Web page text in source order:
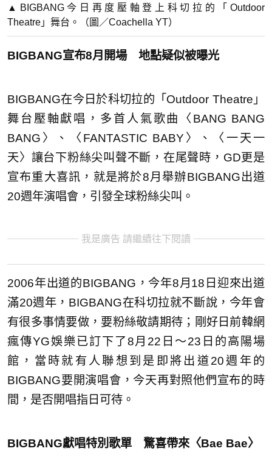
▲BIGBANG今日再度壓軸登上科切拉的「Outdoor
Theatre」舞台。（圖／Coachella YT）
BIGBANG宣布8月開場 地點疑似被曝光
BIGBANG在今日於科切拉的「Outdoor Theatre」
舞台壓軸獻唱，多首人氣歌曲〈BANG BANG
BANG〉、〈FANTASTIC BABY〉、〈一天一
天〉讓台下粉絲尖叫聲不斷，在尾聲時，GD更是
宣布重大喜訊，就是將於8月舉辦BIGBANG出道
20週年演唱會，引發全球粉絲尖叫。
我是廣告 請繼續往下閱讀
2006年出道的BIGBANG，今年8月18日迎來出道
滿20週年，BIGBANG在科切拉就不斷說，今年會
有很多事情要做，要粉絲敬請期待；剛好日前韓網
瘋傳YG娛樂已訂下了8月22日～23日的高陽場
館，當時就有人聯想到是即將出道20週年的
BIGBANG要開演唱會，今天再對照他們宣布的時
間，是否開唱指日可待。
BIGBANG獻唱特別歌單 驚喜帶來〈Bae Bae〉